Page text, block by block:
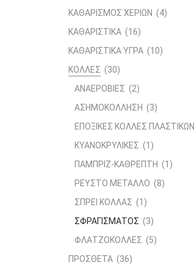
ΚΑΘΑΡΙΣΜΟΣ ΧΕΡΙΩΝ (4)
ΚΑΘΑΡΙΣΤΙΚΑ (16)
ΚΑΘΑΡΙΣΤΙΚΑ ΥΓΡΑ (10)
ΚΟΛΛΕΣ (30)
ΑΝΑΕΡΟΒΙΕΣ (2)
ΑΣΗΜΟΚΟΛΛΗΣΗ (3)
ΕΠΟΞΙΚΕΣ ΚΟΛΛΕΣ ΠΛΑΣΤΙΚΩΝ
ΚΥΑΝΟΚΡΥΛΙΚΕΣ (1)
ΠΑΜΠΡΙΖ-ΚΑΘΡΕΠΤΗ (1)
ΡΕΥΣΤΟ ΜΕΤΑΛΛΟ (8)
ΣΠΡΕΙ ΚΟΛΛΑΣ (1)
ΣΦΡΑΓΙΣΜΑΤΟΣ (3)
ΦΛΑΤΖΟΚΟΛΛΕΣ (5)
ΠΡΟΣΘΕΤΑ (36)